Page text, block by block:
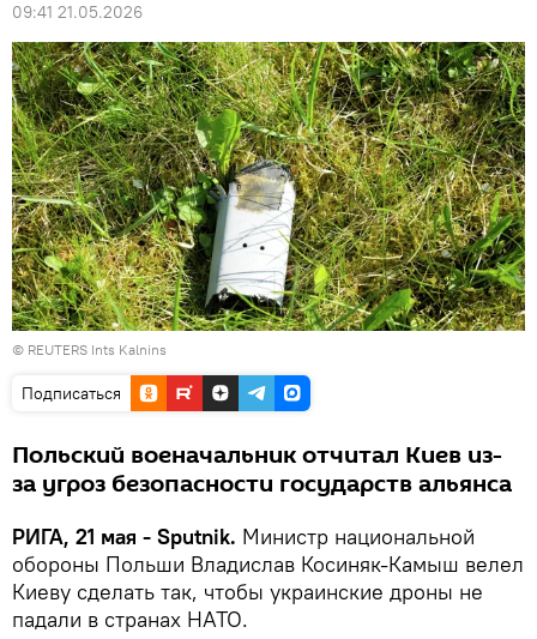
09:41 21.05.2026
© REUTERS Ints Kalnins
Подписаться
Польский военачальник отчитал Киев из-
за угроз безопасности государств альянса
РИГА, 21 мая - Sputnik. Министр национальной
обороны Польши Владислав Косиняк-Камыш велел
Киеву сделать так, чтобы украинские дроны не
падали в странах НАТО.